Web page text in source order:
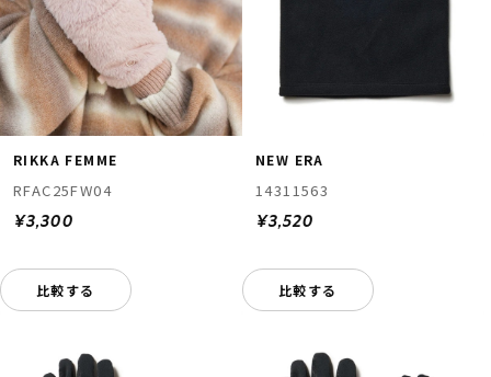
RIKKA FEMME
RFAC25FW04
¥3,300
比較する
NEW ERA
14311563
¥3,520
比較する